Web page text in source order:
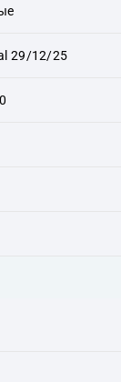
29/12/25